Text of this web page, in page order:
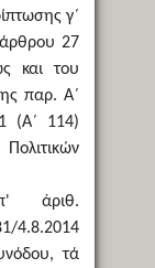
γ΄
27
και του
παρ. Α΄
(Α΄ 114)
ἀριθ.
4.8.2014
τά